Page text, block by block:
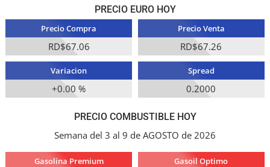
PRECIO EURO HOY
Precio Compra
RD$67.06
Precio Venta
RD$67.26
Variacion
+0.00 %
Spread
0.2000
PRECIO COMBUSTIBLE HOY
Semana del 3 al 9 de AGOSTO de 2026
Gasolina Premium Gasoil Optimo